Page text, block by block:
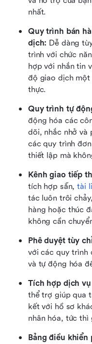
nhất.
Quy trình bán
dịch: Dễ dàng
trình với chức
hợp với nhắn tin
độ giao dịch một
thực.
Quy trình tự
động hóa các
dõi, nhắc nhở và
các quy trình
thiết lập mà
Kênh giao tiếp
tích hợp sẵn, tài
tác luôn trôi
hàng hoặc thúc
không cần
Phê duyệt tùy
với các quy trình
và tự động hóa
Tích hợp dịch
thể trợ giúp qua
kết với hồ sơ
nhân hóa, tức
Bảng điều